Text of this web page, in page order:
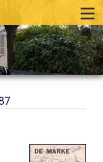
home
historie
activiteiten
contact